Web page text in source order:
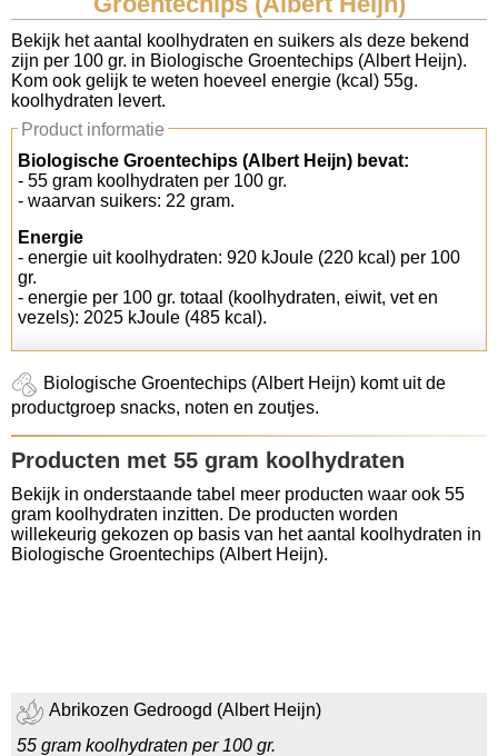
Koolhydraten tellen
Links
Bekijk het aantal koolhydraten en suikers als deze bekend
zijn per 100 gr. in Biologische Groentechips (Albert Heijn).
Kom ook gelijk te weten hoeveel energie (kcal) 55g.
koolhydraten levert.
Product informatie
Biologische Groentechips (Albert Heijn) bevat:
- 55 gram koolhydraten per 100 gr.
- waarvan suikers: 22 gram.
Energie
- energie uit koolhydraten: 920 kJoule (220 kcal) per 100
gr.
- energie per 100 gr. totaal (koolhydraten, eiwit, vet en
vezels): 2025 kJoule (485 kcal).
Biologische Groentechips (Albert Heijn) komt uit de
productgroep snacks, noten en zoutjes.
Producten met 55 gram koolhydraten
Bekijk in onderstaande tabel meer producten waar ook 55
gram koolhydraten inzitten. De producten worden
willekeurig gekozen op basis van het aantal koolhydraten in
Biologische Groentechips (Albert Heijn).
Abrikozen Gedroogd (Albert Heijn)
55 gram koolhydraten per 100 gr.